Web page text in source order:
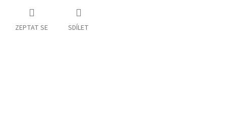
ZEPTAT SE SDÍLET